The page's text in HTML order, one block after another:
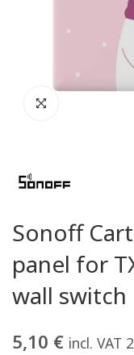
Sonoff
panel for
wall switch
5,10 € incl. VAT